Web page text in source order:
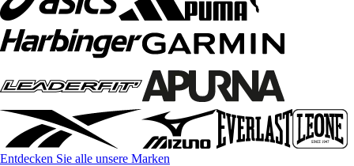
Entdecken Sie alle unsere Marken